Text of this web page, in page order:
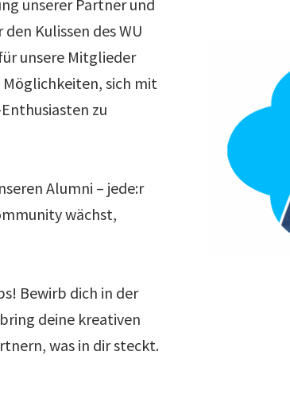
unserer Partner und
Kulissen des WU
unsere Mitglieder
sich mit
zu
Alumni – jede:r
wächst,
Bewirb dich in der
deine kreativen
was in dir steckt.